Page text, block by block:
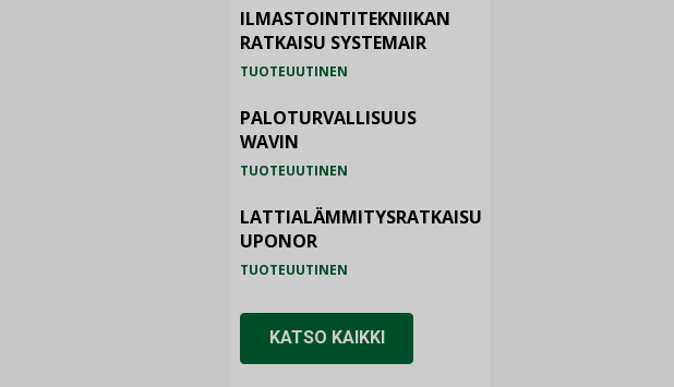
ILMASTOINTITEKNIIKAN
RATKAISU SYSTEMAIR
TUOTEUUTINEN
PALOTURVALLISUUS
WAVIN
TUOTEUUTINEN
LATTIALÄMMITYSRATKAISU
UPONOR
TUOTEUUTINEN
KATSO KAIKKI